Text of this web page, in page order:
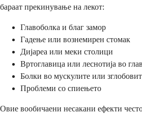
бараат прекинување на лекот:
Главоболка и благ замор
Гадење или вознемирен стомак
Дијареа или меки столици
Вртоглавица или леснотија во
Болки во мускулите или
Проблеми со спиењето
Овие вообичаени несакани ефекти